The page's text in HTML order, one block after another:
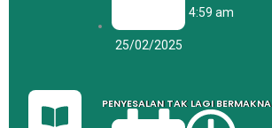
25/02/2025
4:59 am
PENYESALAN TAK LAGI BERMAKNA